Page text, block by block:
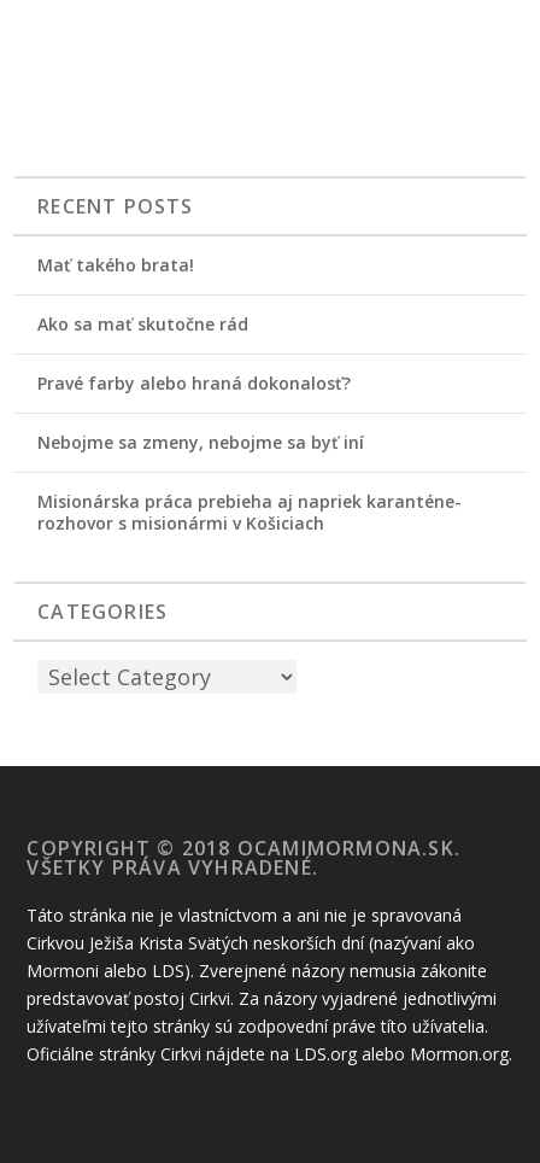
RECENT POSTS
Mať takého brata!
Ako sa mať skutočne rád
Pravé farby alebo hraná dokonalosť?
Nebojme sa zmeny, nebojme sa byť iní
Misionárska práca prebieha aj napriek karanténe-
rozhovor s misionármi v Košiciach
CATEGORIES
COPYRIGHT © 2018 OCAMIMORMONA.SK.
VŠETKY PRÁVA VYHRADENÉ.
Táto stránka nie je vlastníctvom a ani nie je spravovaná
Cirkvou Ježiša Krista Svätých neskorších dní (nazývaní ako
Mormoni alebo LDS). Zverejnené názory nemusia zákonite
predstavovať postoj Cirkvi. Za názory vyjadrené jednotlivými
užívateľmi tejto stránky sú zodpovední práve títo užívatelia.
Oficiálne stránky Cirkvi nájdete na LDS.org alebo Mormon.org.